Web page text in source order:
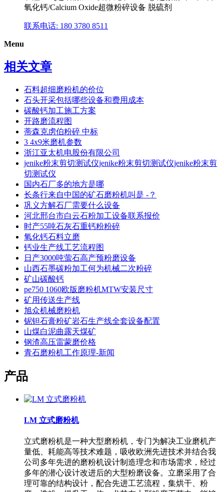
氧化钙/Calcium Oxide超微粉碎设备 脱硫剂
联系电话: 180 3780 8511
Menu
相关文章
石料超细磨粉机的价位
石头开采包括哪些设备和费用成本
碳酸钙加工施工方案
开路磨流程图
蒂森克虏伯粉碎 中标
3 4x9米磨机参数
浙江亚太机电股份有限公司
jenike粉末剪切测试仪jenike粉末剪切测试仪jenike粉末剪
切测试仪
国内石厂多的地方是哪
长条行来自中国的矿石磨粉机叫是 -？
巩义方解石厂需要什么设备
河北邢台市白云石粉加工设备联系报价
时产55吨石灰石重钙粉粉碎
氧化钙石料立磨
钙业生产线工艺流程图
日产3000吨萤石高产预粉磨设备
山西石墨碳粉加工何为机械二次粉碎
矿山碳酸钙
pe750 1060欧版磨粉机MTW安装尺寸
矿用传送生产线
旭众机械磨粉机
铌钽石膏粉矿岩石生产线全套设备配置
山煤白泥曲露天煤矿
钢渣高压雷蒙磨价格
青石磨粉机工作原理-新闻
产品
LM 立式磨粉机
立式磨粉机是一种大型磨粉机，专门为解决工业磨机产
量低、耗能高等技术难题，吸收欧洲先进技术并结合我
公司多年先进的磨粉机设计制造理念和市场需求，经过
多年的潜心设计改进后的大型粉磨设备。立磨采用了合
理可靠的结构设计，配合先进工艺流程，集烘干、粉